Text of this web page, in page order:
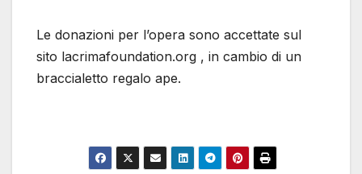
Le donazioni per l’opera sono accettate sul
sito lacrimafoundation.org , in cambio di un
braccialetto regalo ape.